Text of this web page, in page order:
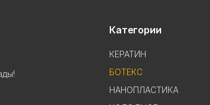
Категории
КЕРАТИН
БОТЕКС
НАНОПЛАСТИКА